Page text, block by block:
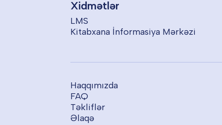
Xidmətlər
LMS
Kitabxana İnformasiya Mərkəzi
Haqqımızda
FAQ
Təkliflər
Əlaqə